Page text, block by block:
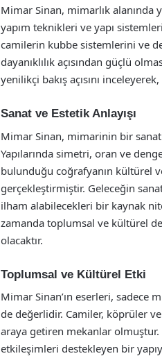
Mimar Sinan, mimarlık alanında
yapım teknikleri ve yapı
camilerin kubbe sistemlerini ve
dayanıklılık açısından güçlü
yenilikçi bakış açısını
Sanat ve Estetik Anlayışı
Mimar Sinan, mimarinin bir sanat
Yapılarında simetri, oran ve
bulunduğu coğrafyanın kültürel
gerçekleştirmiştir. Geleceğin
ilham alabilecekleri bir kaynak
zamanda toplumsal ve kültürel
olacaktır.
Toplumsal ve Kültürel Etki
Mimar Sinan’ın eserleri, sadece
de değerlidir. Camiler, köprüler
araya getiren mekanlar
etkileşimleri destekleyen bir